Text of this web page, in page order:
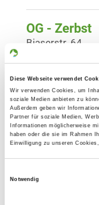
Diese Webseite verwendet
Wir verwenden Cookies, um
soziale Medien anbieten zu
Außerdem geben wir
Partner für soziale Medien,
Informationen möglicherweise
haben oder die sie im Rahmen
Einwilligung zu unseren
Notwendig
OG - Zerbst
Biaserstr. 64
OG -
06849 Dessau-
OG -
Tiergarten